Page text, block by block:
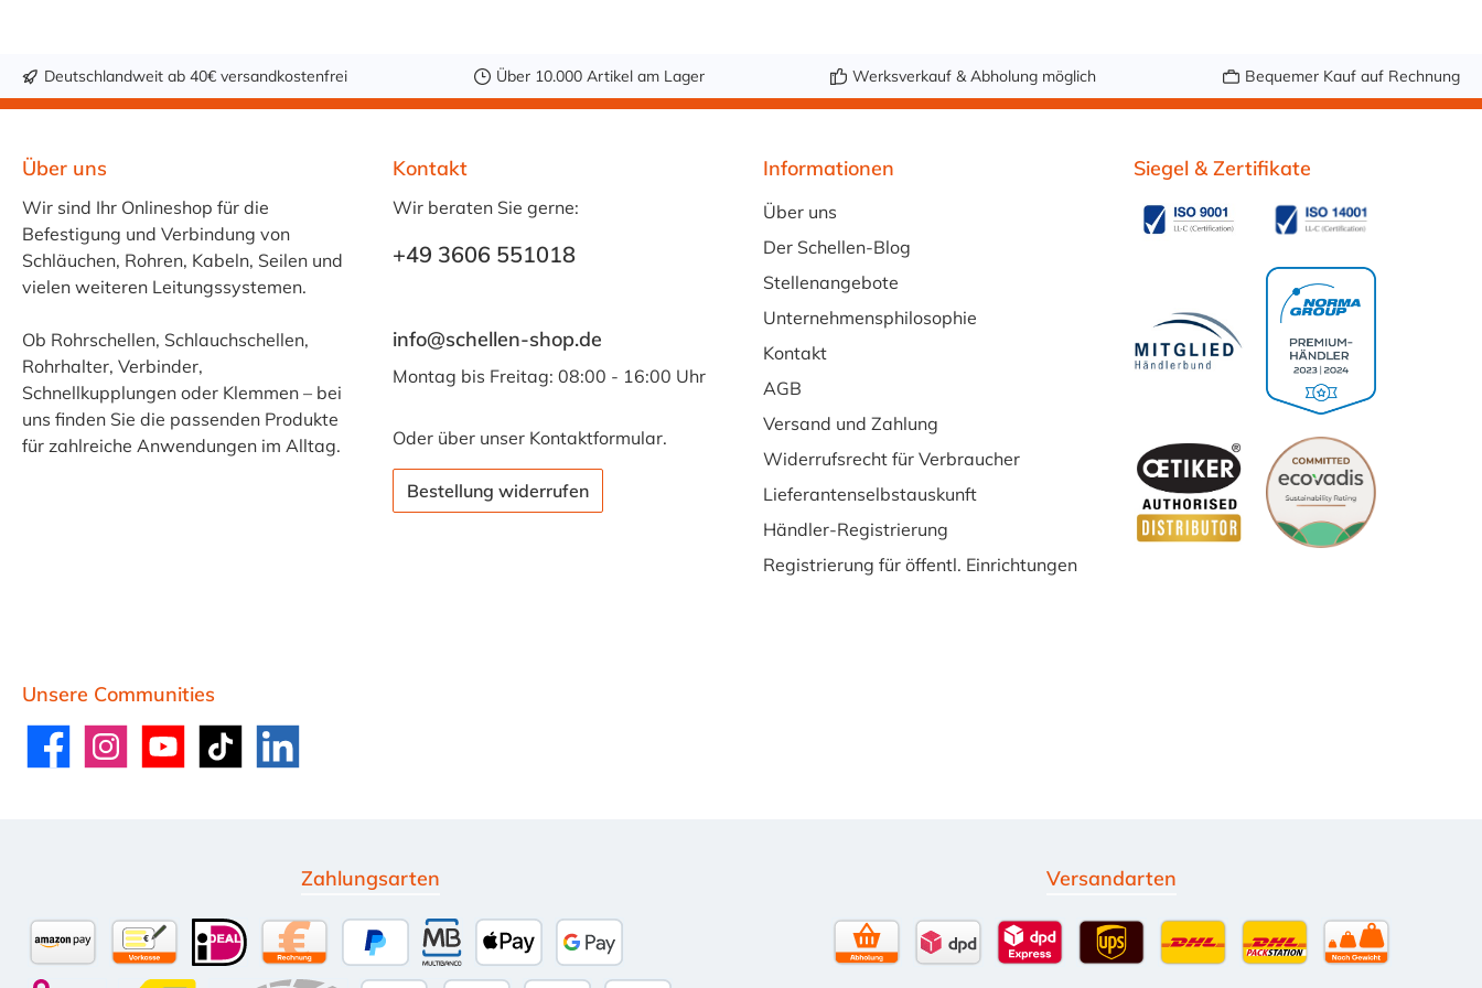
11S M30 x 450 -
12S M30 x 560 -
- 9S M24 x 220 -
10S M30 x 300 -
montieren. Das
Material
galvanisch
verzinkter Stahl.
Deutschlandweit ab 40€ versandkostenfrei Über 10.000 Artikel am Lager Werksverkauf & Abholung möglich Bequemer Kauf auf Rechnung
Über uns
Wir sind Ihr Onlineshop für die
Befestigung und Verbindung von
Schläuchen, Rohren, Kabeln, Seilen und
vielen weiteren Leitungssystemen.
Ob Rohrschellen, Schlauchschellen,
Rohrhalter, Verbinder,
Schnellkupplungen oder Klemmen – bei
uns finden Sie die passenden Produkte
für zahlreiche Anwendungen im Alltag.
Kontakt
Wir beraten Sie gerne:
+49 3606 551018
info@schellen-shop.de
Montag bis Freitag: 08:00 - 16:00 Uhr
Oder über unser Kontaktformular.
Bestellung widerrufen
Informationen
Über uns
Der Schellen-Blog
Stellenangebote
Unternehmensphilosophie
Kontakt
AGB
Versand und Zahlung
Widerrufsrecht für Verbraucher
Lieferantenselbstauskunft
Händler-Registrierung
Registrierung für öffentl. Einrichtungen
Unsere Communities
FacebookInstagramYouTube TikTok LinkedIn
Siegel & Zertifikate
Zahlungsarten
PayPal
iDEAL Kauf auf Rechnung (10 Tage Netto)
MultibancoApple PayGoogle Pay
Amazon PayVorkasse per Überweisung
Versandarten